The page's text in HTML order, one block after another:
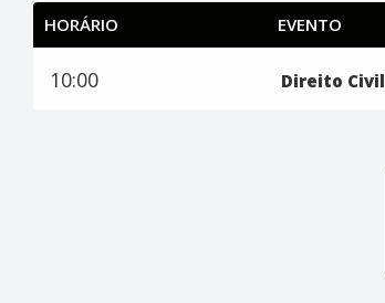
HORÁRIO EVENTO
10:00 Direito Civil